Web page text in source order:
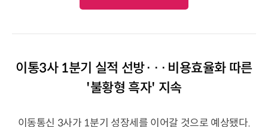
이통3사 1분기 실적 선방···비용효율화 따른
'불황형 흑자' 지속
이동통신 3사가 1분기 성장세를 이어갈 것으로 예상됐다.